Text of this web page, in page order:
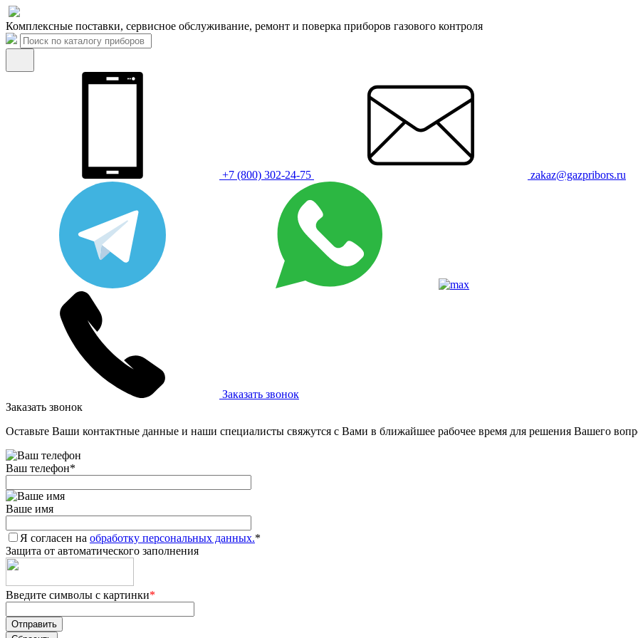
Комплексные поставки, сервисное обслуживание, ремонт и поверка приборов газового контроля
+7 (800) 302-24-75 zakaz@gazpribors.ru
Заказать звонок
Заказать звонок
Оставьте Ваши контактные данные и наши специалисты свяжутся с Вами в ближайшее рабочее время для решения Вашего
Ваш телефон*
Ваше имя
Я согласен на обработку персональных данных.*
Защита от автоматического заполнения
Введите символы с картинки*